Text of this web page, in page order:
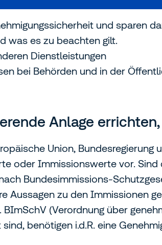
und sparen
was es zu beachten gilt.
Dienstleistungen
bei Behörden und in der
Anlage
Union,
oder Immissionswerte vor.
Bundesimmissions-
Aussagen zu den Immissionen
(Verordnung über
benötigen i.d.R. eine